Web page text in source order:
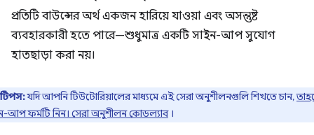
প্রতিটি বাউন্সের অর্থ একজন হারিয়ে যাওয়া এবং অসন্তুষ্ট
ব্যবহারকারী হতে পারে—শুধুমাত্র একটি সাইন-আপ সুযোগ
হাতছাড়া করা নয়।
টিপস:যদি আপনি টিউটোরিয়ালের মাধ্যমে এই সেরা অনুশীলনগুলি শিখতে চান,
আপ ফর্মটি নিন। সেরা অনুশীলন কোডল্যাব।